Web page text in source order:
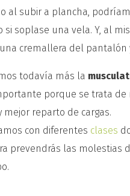
al subir a plancha,
si soplase una vela. Y, al
cremallera del
todavía más la
porque se trata
reparto de cargas.
con diferentes clases
prevendrás las